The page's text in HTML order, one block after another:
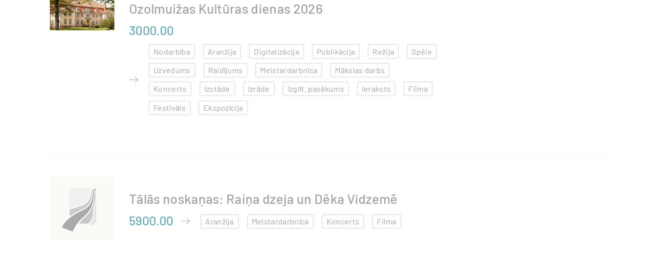
Ozolmuižas Kultūras dienas 2026
3000.00
Nodarbība Aranžija Digitalizācija Publikācija Režija Spēle
Uzvedums Raidījums Meistardarbnīca Mākslas darbs
Koncerts Izstāde Izrāde Izglīt. pasākums Ieraksts Filma
Festivāls Ekspozīcija
Tālās noskaņas: Raiņa dzeja un Dēka Vidzemē
5900.00 Aranžija Meistardarbnīca Koncerts Filma